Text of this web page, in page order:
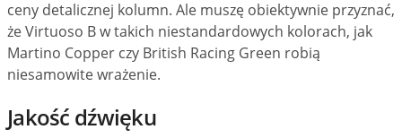
ceny detalicznej kolumn. Ale muszę obiektywnie przyznać,
że Virtuoso B w takich niestandardowych kolorach, jak
Martino Copper czy British Racing Green robią
niesamowite wrażenie.
Jakość dźwięku